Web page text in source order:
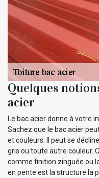
Quelques
acier
Le bac acier donne à votre
Sachez que le bac acier
et couleurs. Il peut se
gris ou toute autre couleur.
comme finition zinguée ou
en pente est la structure la